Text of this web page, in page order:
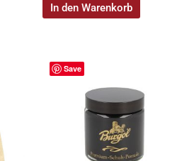
In den Warenkorb
Save